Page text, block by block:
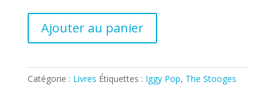
IGGY
I
Ajouter au panier
Catégorie : Livres Étiquettes : Iggy Pop, The Stooges